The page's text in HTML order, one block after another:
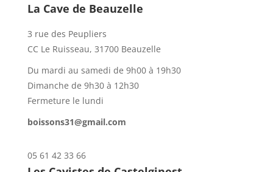
La Cave de Beauzelle
3 rue des Peupliers
CC Le Ruisseau, 31700 Beauzelle
Du mardi au samedi de 9h00 à 19h30
Dimanche de 9h30 à 12h30
Fermeture le lundi
boissons31@gmail.com
05 61 42 33 66